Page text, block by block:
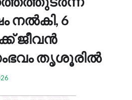
നൽകി, 6
ജീവൻ
തൃശൂരിൽ